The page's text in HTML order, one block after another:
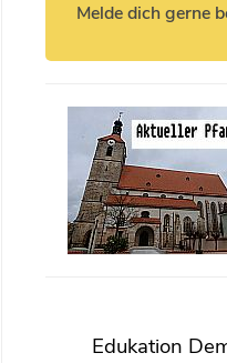
Melde dich gerne
Edukation